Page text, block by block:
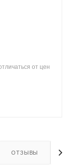
от цен
ОТЗЫВЫ